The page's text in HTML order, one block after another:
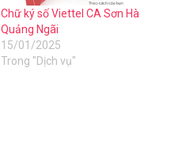
Chữ ký số Viettel CA Sơn Hà
Quảng Ngãi
15/01/2025
Trong "Dịch vụ"